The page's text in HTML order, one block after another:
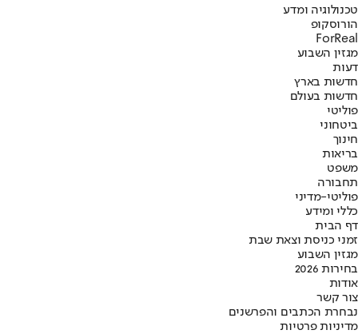
טכנולוגיה ומדע
הורוסקופ
ForReal
מגזין השבוע
דעות
חדשות בארץ
חדשות בעולם
פוליטי
ביטחוני
חינוך
בריאות
משפט
תחבורה
פוליטי-מדיני
כללי ומידע
דף הבית
זמני כניסת וצאת שבת
מגזין השבוע
בחירות 2026
אודות
צור קשר
נבחרת הכתבים והפרשנים
מדיניות פרטיות